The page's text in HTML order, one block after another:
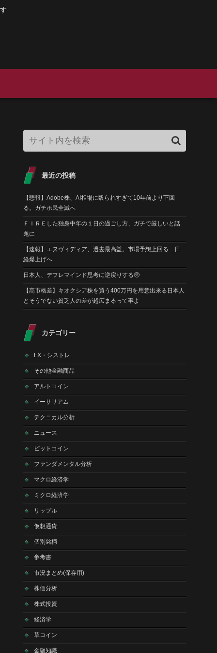
最近の投稿
【悲報】Adobe株、AI相場に殴られすぎて10年前より下回
る。ガチホ民全滅へ
ＦＩＲＥした独身中年の１日の過ごし方、ガチで厳しいと話
題に
【速報】エヌヴィディア、過去最高益。市場予想上回る 日
経爆上げへ
日本人、デフレマインド思考に逆戻りする🥺
【高市格差】キオクシア株を買う400万円を用意出来る日本人
とそうでない貧乏人の差が超広まるって事よ
カテゴリー
FX・シストレ
その他金融商品
アルトコイン
イーサリアム
テクニカル分析
ニュース
ビットコイン
ファンダメンタル分析
マクロ経済学
ミクロ経済学
リップル
仮想通貨
個別銘柄
参考書
市況まとめ(保存用)
株価分析
株式投資
経済学
草コイン
金融知識